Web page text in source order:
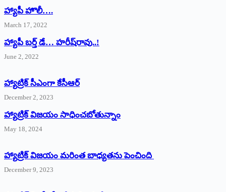
హ్యాపీ హొలీ….
March 17, 2022
హ్యాపీ బర్త్ ‌డే… హరీష్‌రావు..!
June 2, 2022
హ్యాట్రిక్‌ ‌సీఎంగా కేసీఆర్‌
December 2, 2023
హ్యాట్రిక్‌ విజయం సాధించబోతున్నాం
May 18, 2024
హ్యాట్రిక్ విజయం మరింత బాధ్యతను పెంచింది
December 9, 2023